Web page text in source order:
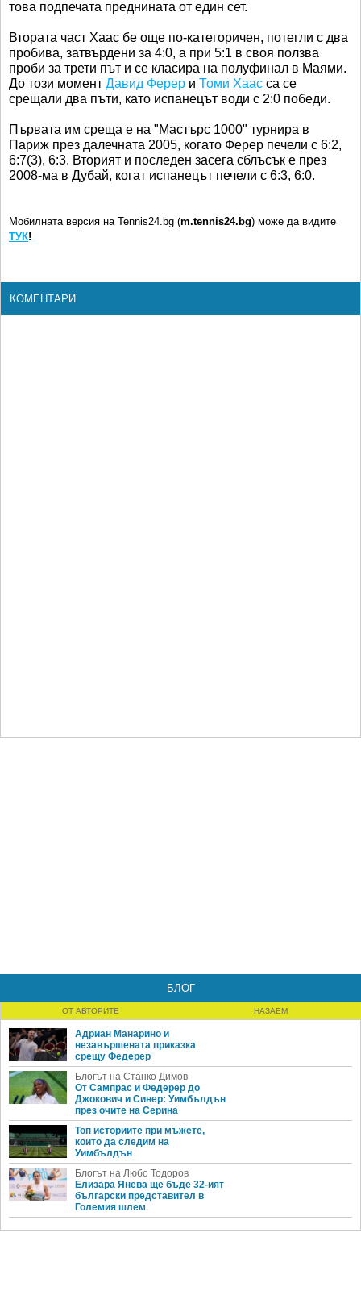
това подпечата преднината от един сет.
Втората част Хаас бе още по-категоричен, потегли с два
пробива, затвърдени за 4:0, а при 5:1 в своя ползва
проби за трети път и се класира на полуфинал в Маями.
До този момент Давид Ферер и Томи Хаас са се
срещали два пъти, като испанецът води с 2:0 победи.
Първата им среща е на "Мастърс 1000" турнира в
Париж през далечната 2005, когато Ферер печели с 6:2,
6:7(3), 6:3. Вторият и последен засега сблъсък е през
2008-ма в Дубай, когат испанецът печели с 6:3, 6:0.
Мобилната версия на Tennis24.bg (m.tennis24.bg) може да видите
ТУК!
КОМЕНТАРИ
БЛОГ
ОТ АВТОРИТЕ НАЗАЕМ
Адриан Манарино и
незавършената приказка
срещу Федерер
Блогът на Станко Димов
От Сампрас и Федерер до
Джокович и Синер: Уимбълдън
през очите на Серина
Топ историите при мъжете,
които да следим на
Уимбълдън
Блогът на Любо Тодоров
Елизара Янева ще бъде 32-ият
български представител в
Големия шлем